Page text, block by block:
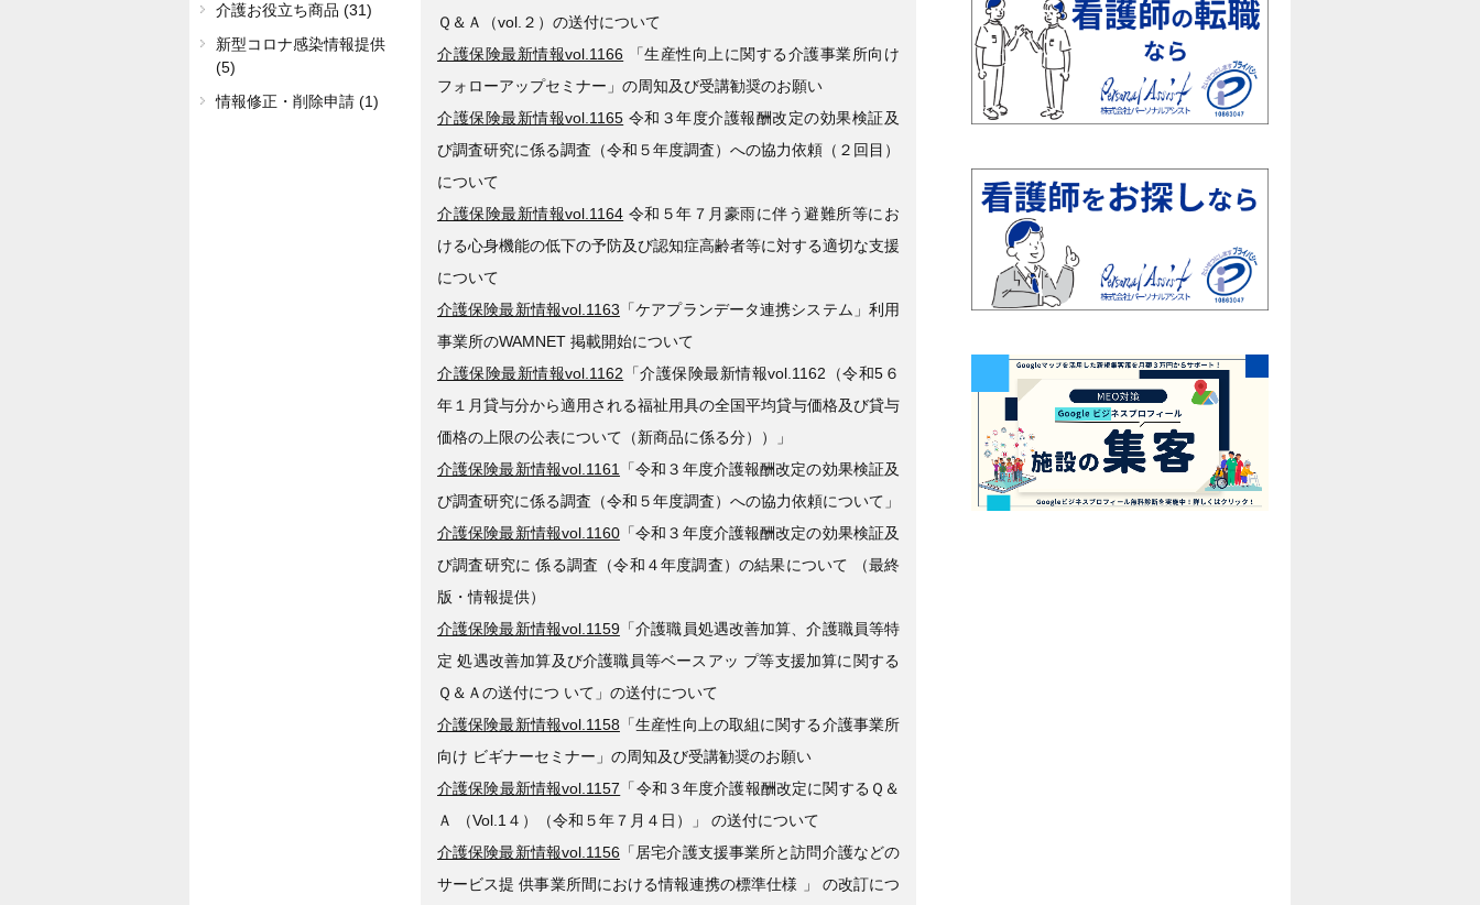
Ｑ＆Ａ（vol.２）の送付について
介護保険最新情報vol.1166 「生産性向上に関する介護事業所向け
フォローアップセミナー」の周知及び受講勧奨のお願い
介護保険最新情報vol.1165 令和３年度介護報酬改定の効果検証及
び調査研究に係る調査（令和５年度調査）への協力依頼（２回目）
について
介護保険最新情報vol.1164 令和５年７月豪雨に伴う避難所等にお
ける心身機能の低下の予防及び認知症高齢者等に対する適切な支援
について
介護保険最新情報vol.1163 「ケアプランデータ連携システム」利用
事業所のWAMNET 掲載開始について
介護保険最新情報vol.1162 「介護保険最新情報vol.1162（令和5６
年１月貸与分から適用される福祉用具の全国平均貸与価格及び貸与
価格の上限の公表について（新商品に係る分））」
介護保険最新情報vol.1161
「令和３年度介護報酬改定の効果検証及
び調査研究に係る調査（令和５年度調査）への協力依頼について」
介護保険最新情報vol.1160「令和３年度介護報酬改定の効果検証及
び調査研究に 係る調査（令和４年度調査）の結果について （最終
版・情報提供）
介護保険最新情報vol.1159「介護職員処遇改善加算、介護職員等特
定 処遇改善加算及び介護職員等ベースアッ プ等支援加算に関する
Ｑ＆Ａの送付につ いて」の送付について
介護保険最新情報vol.1158 「生産性向上の取組に関する介護事業所
向け ビギナーセミナー」の周知及び受講勧奨のお願い
介護保険最新情報vol.1157 「令和３年度介護報酬改定に関するＱ＆
Ａ （Vol.1４）（令和５年７月４日）」 の送付について
介護保険最新情報vol.1156 「居宅介護支援事業所と訪問介護などの
サービス提 供事業所間における情報連携の標準仕様 」 の改訂につ
介護お役立ち商品 (31)
新型コロナ感染情報提供
(5)
情報修正・削除申請 (1)